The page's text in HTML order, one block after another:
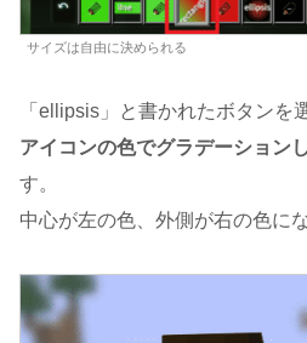
サイズは自由に決められる
「ellipsis」と書かれたボタンを
アイコンの色でグラデーション
す。
中心が左の色、外側が右の色に